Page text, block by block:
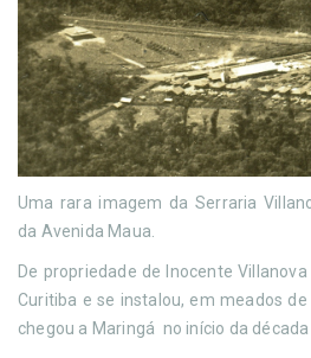
Uma rara imagem da Serraria
da Avenida Maua.
De propriedade de Inocente
Curitiba e se instalou, em meados
chegou a Maringá no início da década